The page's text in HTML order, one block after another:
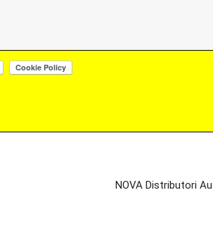
NOVA Distributori